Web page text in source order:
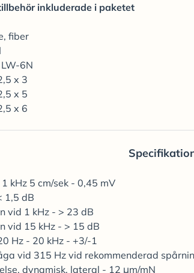
inkluderade i paketet
fiber
6N
x 3
x 5
x 6
kHz 5 cm/sek - 0,45 mV
1,5 dB
vid 1 kHz - > 23 dB
vid 15 kHz - > 15 dB
Hz - 20 kHz - +3/-1
vid 315 Hz vid rekommenderad
dynamisk, lateral - 12 μm/mN